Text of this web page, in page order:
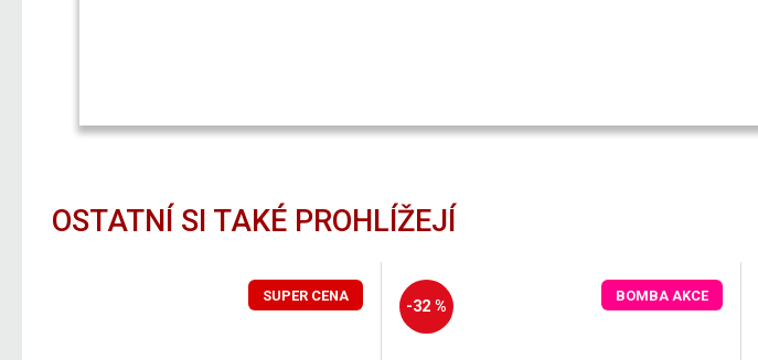
OSTATNÍ SI TAKÉ PROHLÍŽEJÍ
SUPER CENA
-32 %
BOMBA AKCE